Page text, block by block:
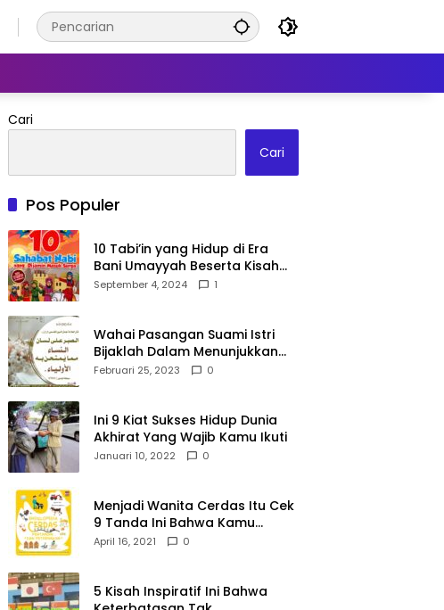
Cari
Cari
Pos Populer
10 Tabi’in yang Hidup di Era
Bani Umayyah Beserta Kisah
Teladan Mereka!
September 4, 2024 1
Wahai Pasangan Suami Istri
Bijaklah Dalam Menunjukkan
Kebahagiaanmu Di Publik
Februari 25, 2023 0
Ini 9 Kiat Sukses Hidup Dunia
Akhirat Yang Wajib Kamu Ikuti
Januari 10, 2022 0
Menjadi Wanita Cerdas Itu Cek
9 Tanda Ini Bahwa Kamu
Memang Wanita Cerdas
April 16, 2021 0
5 Kisah Inspiratif Ini Bahwa